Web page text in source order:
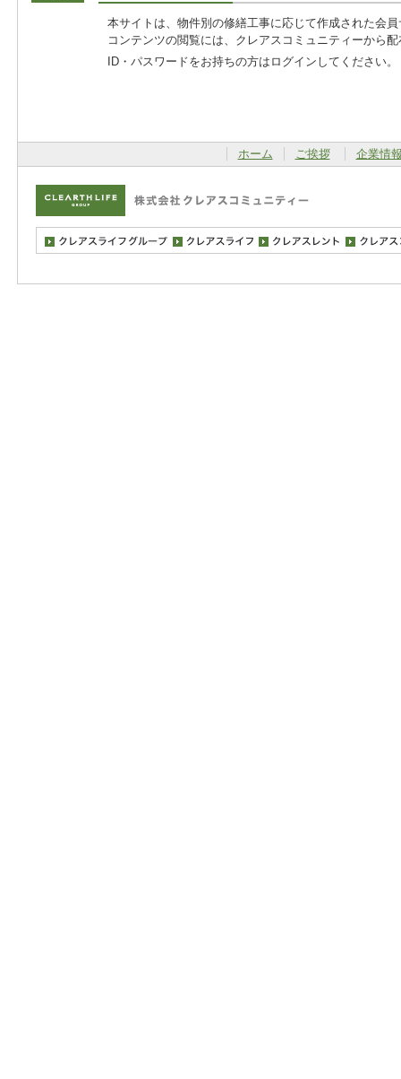
本サイトは、物件別の修繕工事に応じて作成された会
コンテンツの閲覧には、クレアスコミュニティーから
ID・パスワードをお持ちの方はログインしてください。
ホーム ご挨拶 企業情